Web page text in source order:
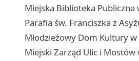
Miejska Biblioteka
Parafia św. Franciszka z
Młodzieżowy Dom Kultury
Miejski Zarząd Ulic i